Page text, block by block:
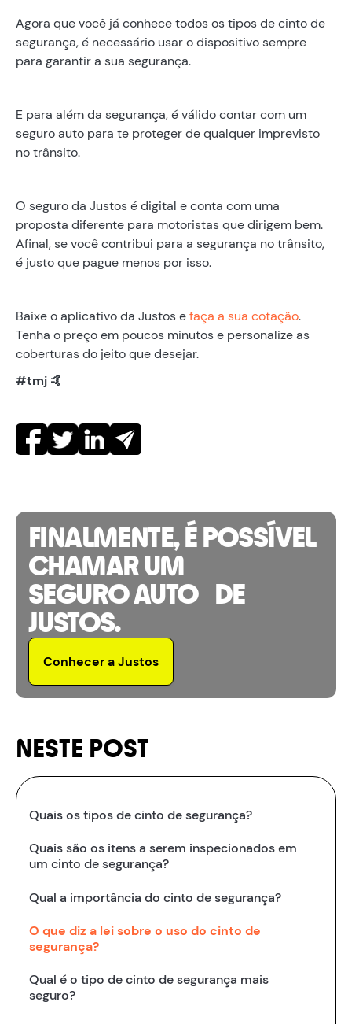
Agora que você já conhece todos os tipos de cinto de
segurança, é necessário usar o dispositivo sempre
para garantir a sua segurança.
E para além da segurança, é válido contar com um
seguro auto para te proteger de qualquer imprevisto
no trânsito.
O seguro da Justos é digital e conta com uma
proposta diferente para motoristas que dirigem bem.
Afinal, se você contribui para a segurança no trânsito,
é justo que pague menos por isso.
‍Baixe o aplicativo da Justos efaça a sua cotação.
Tenha o preço em poucos minutos e personalize as
coberturas do jeito que desejar.
#tmj 🤙
FINALMENTE, É POSSÍVEL
CHAMAR UM
SEGURO AUTO DE
JUSTOS.
Conhecer a Justos
NESTE POST
Quais os tipos de cinto de segurança?
Quais são os itens a serem inspecionados em
um cinto de segurança?
Qual a importância do cinto de segurança?
O que diz a lei sobre o uso do cinto de
segurança?
Qual é o tipo de cinto de segurança mais
seguro?